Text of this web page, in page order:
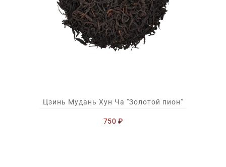
Цзинь Мудань Хун Ча "Золотой пион"
750 ₽